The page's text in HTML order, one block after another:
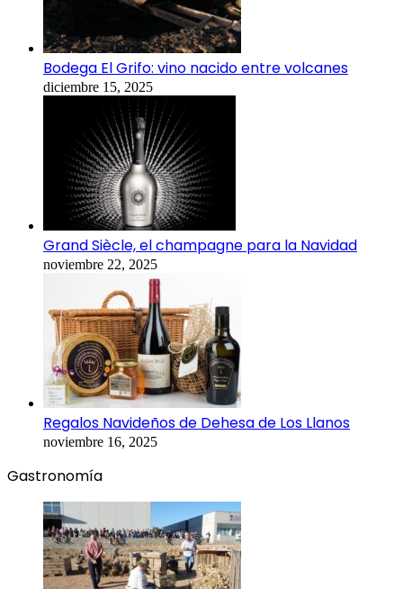
Bodega El Grifo: vino nacido entre volcanes
diciembre 15, 2025
Grand Siècle, el champagne para la Navidad
noviembre 22, 2025
Regalos Navideños de Dehesa de Los Llanos
noviembre 16, 2025
Gastronomía